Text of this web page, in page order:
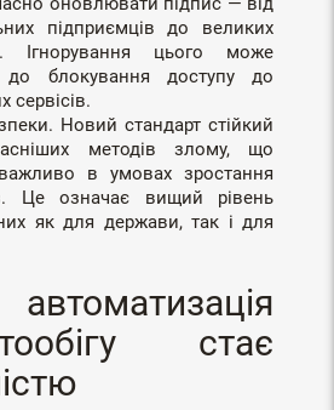
підприємців до великих
Ігнорування цього може
до блокування доступу до
сервісів.
Новий стандарт стійкий
методів злому, що
в умовах зростання
Це означає вищий рівень
як для держави, так і для
стає